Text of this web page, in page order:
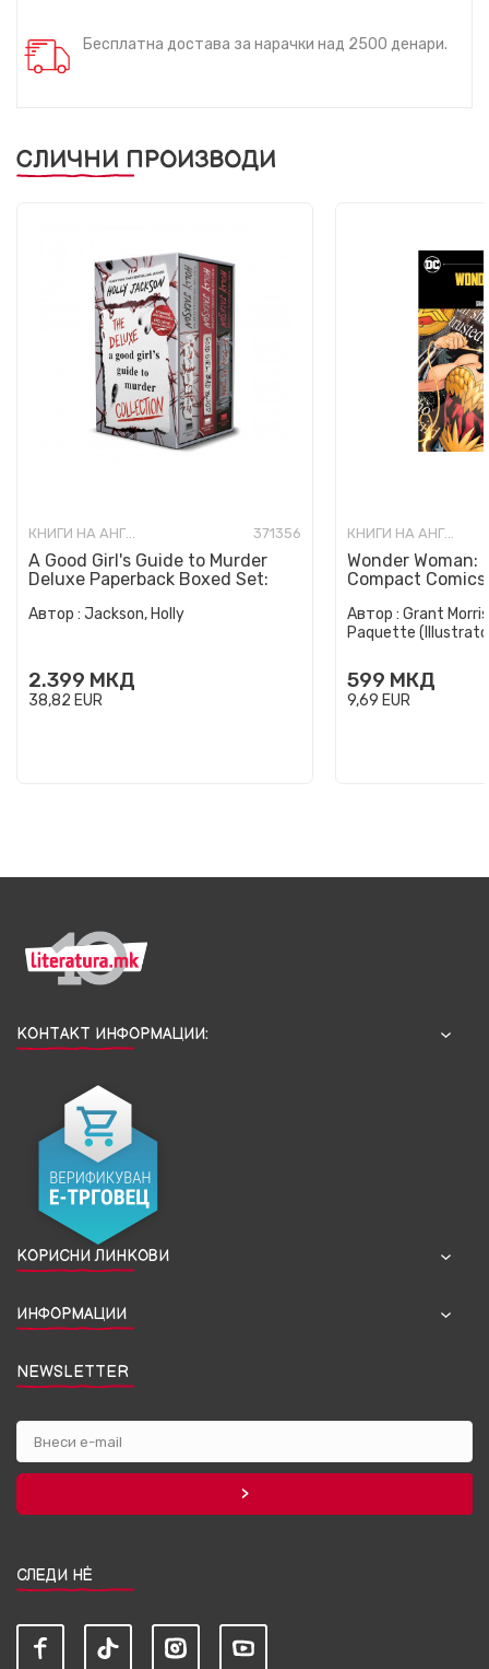
Бесплатна достава за нарачки над 2500 денари.
СЛИЧНИ ПРОИЗВОДИ
КНИГИ НА АНГЛИСКИ ЈАЗИК 371356
A Good Girl's Guide to Murder
Deluxe Paperback Boxed Set:
Автор : Jackson, Holly
2.399 МКД
38,82 EUR
КНИГИ НА АНГЛИСКИ ЈАЗИК
Wonder Woman:
Compact
Автор : Grant
Paquette
599 МКД
9,69 EUR
КОНТАКТ ИНФОРМАЦИИ:
КОРИСНИ ЛИНКОВИ
ИНФОРМАЦИИ
NEWSLETTER
СЛЕДИ НЀ